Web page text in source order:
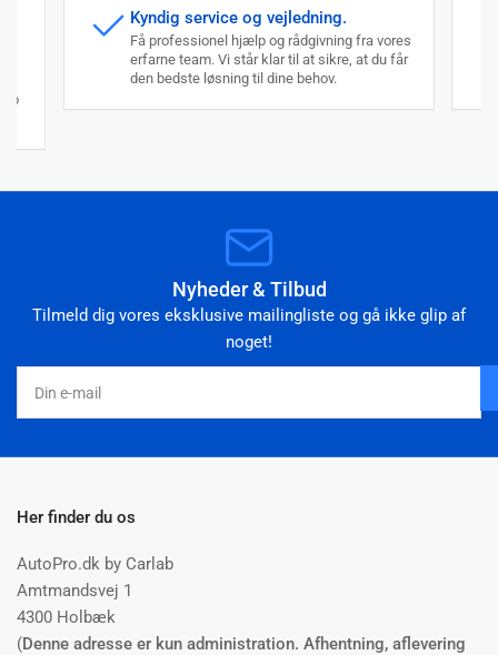
Kyndig service og vejledning.
Få professionel hjælp og rådgivning fra vores
erfarne team. Vi står klar til at sikre, at du får
den bedste løsning til dine behov.
Nyheder & Tilbud
Tilmeld dig vores eksklusive mailingliste og gå ikke glip af
noget!
mail
Her finder du os
AutoPro.dk by Carlab
Amtmandsvej 1
4300 Holbæk
(Denne adresse er kun administration. Afhentning, aflevering